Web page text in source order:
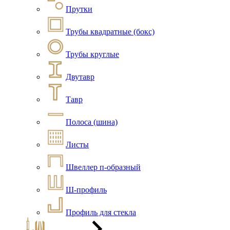
Прутки
Трубы квадратные (бокс)
Трубы круглые
Двутавр
Тавр
Полоса (шина)
Листы
Швеллер п-образный
Ш-профиль
Профиль для стекла